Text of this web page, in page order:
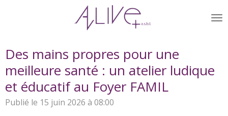
Des mains propres pour une
meilleure santé : un atelier ludique
et éducatif au Foyer FAMIL
Publié le 15 juin 2026 à 08:00